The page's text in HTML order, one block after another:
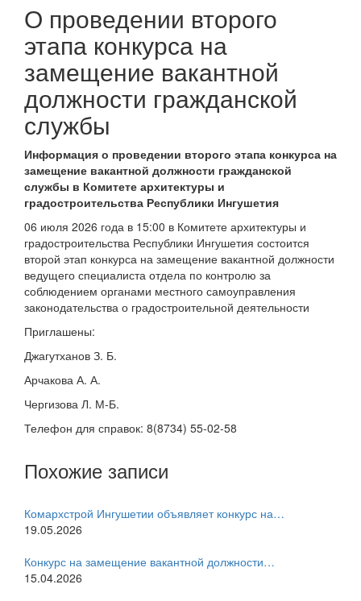
О проведении второго
этапа конкурса на
замещение вакантной
должности гражданской
службы
Информация о проведении второго этапа конкурса на
замещение вакантной должности гражданской
службы в Комитете архитектуры и
градостроительства Республики Ингушетия
06 июля 2026 года в 15:00 в Комитете архитектуры и
градостроительства Республики Ингушетия состоится
второй этап конкурса на замещение вакантной должности
ведущего специалиста отдела по контролю за
соблюдением органами местного самоуправления
законодательства о градостроительной деятельности
Приглашены:
Джагутханов З. Б.
Арчакова А. А.
Чергизова Л. М-Б.
Телефон для справок: 8(8734) 55-02-58
Похожие записи
Комархстрой Ингушетии объявляет конкурс на…
19.05.2026
Конкурс на замещение вакантной должности…
15.04.2026